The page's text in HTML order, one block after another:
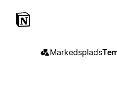
Markedsplads